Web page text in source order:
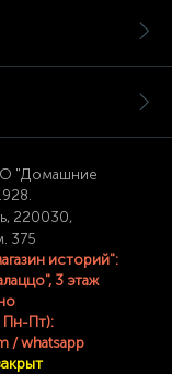
"Домашние
220030,
375
историй":
3 этаж
Пн-Пт):
/ whatsapp